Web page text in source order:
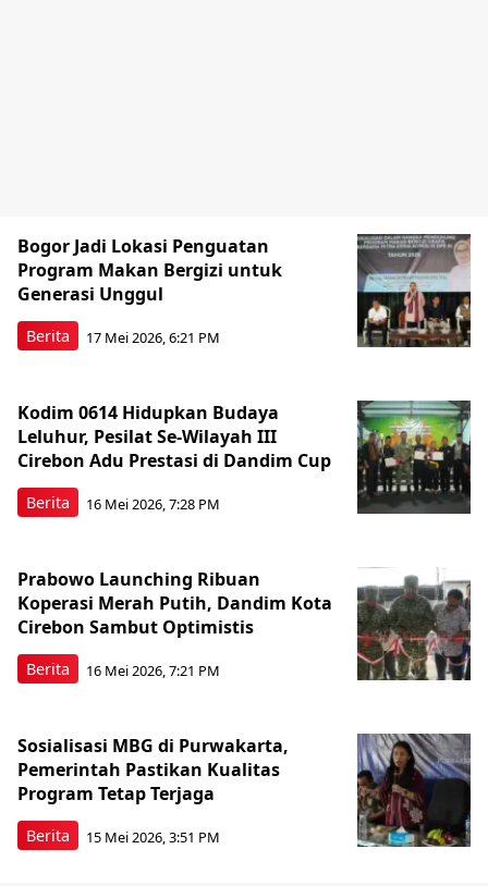
Berita
Bogor Jadi Lokasi Penguatan
Program Makan Bergizi untuk
Generasi Unggul
17 Mei 2026, 6:21 PM
Berita
Kodim 0614 Hidupkan Budaya
Leluhur, Pesilat Se-Wilayah III
Cirebon Adu Prestasi di Dandim Cup
16 Mei 2026, 7:28 PM
Berita
Prabowo Launching Ribuan
Koperasi Merah Putih, Dandim Kota
Cirebon Sambut Optimistis
16 Mei 2026, 7:21 PM
Berita
Sosialisasi MBG di Purwakarta,
Pemerintah Pastikan Kualitas
Program Tetap Terjaga
15 Mei 2026, 3:51 PM